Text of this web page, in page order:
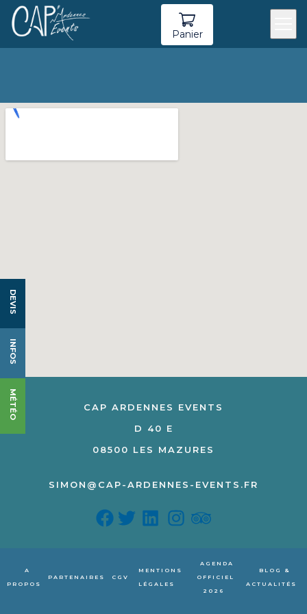
DEVIS
INFOS
MÉTÉO
Panier
CAP ARDENNES EVENTS
D 40 E
08500 LES MAZURES
SIMON@CAP-ARDENNES-EVENTS.FR
A
PROPOS
PARTENAIRES CGV
MENTIONS
LÉGALES
AGENDA
OFFICIEL
2026
BLOG &
ACTUALITÉS